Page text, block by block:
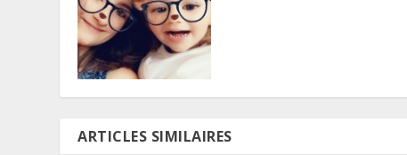
ARTICLES SIMILAIRES